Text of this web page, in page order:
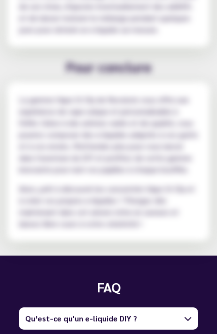
de son choix, d'ajouter éventuellement des additifs
et de laisser maturer le mélange pendant quelques
jours pour obtenir un e-liquide sur-mesure.
Pour conclure
La gamme Vape Or Diy de Revolute vous offre une
expérience de vape unique et personnalisable à
l'infini. Grâce à des arômes variés et de qualité, vous
pourrez composer des e-liquides adaptés à vos goûts
dans l'aventure du DIY et profitez de cette gamme
innovante pour ravir vos papilles à chaque bouffée.
Alors, prêt à découvrir les concentrés Vape Or Diy et
à créer vos propres e-liquides ? Plongez dès
FAQ
Qu’est-ce qu'un e-liquide DIY ?